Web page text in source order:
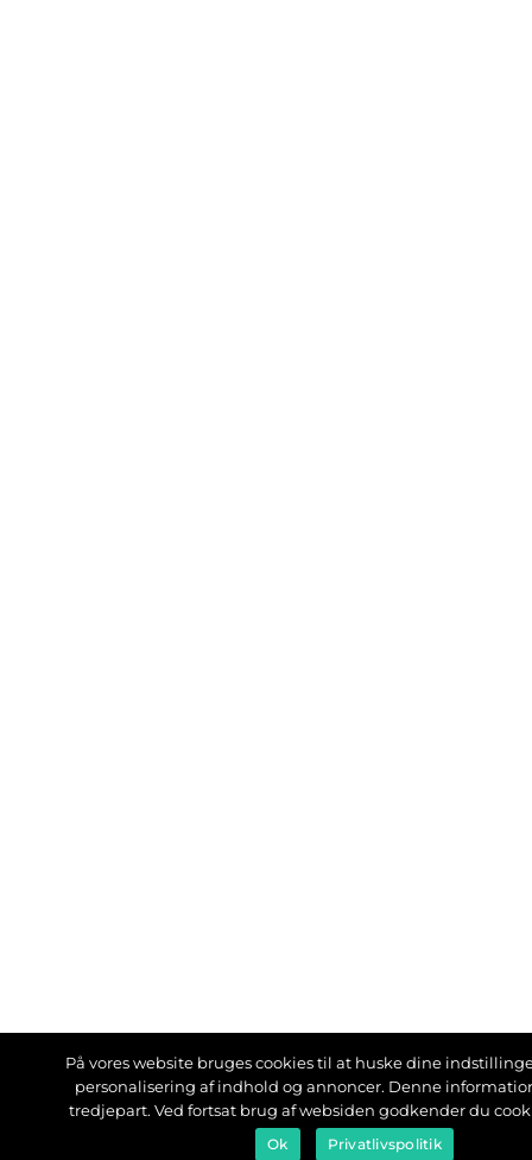
På vores website bruges cookies til at huske dine
personalisering af indhold og annoncer. Denne
tredjepart. Ved fortsat brug af websiden godkender du
Ok Privatlivspolitik